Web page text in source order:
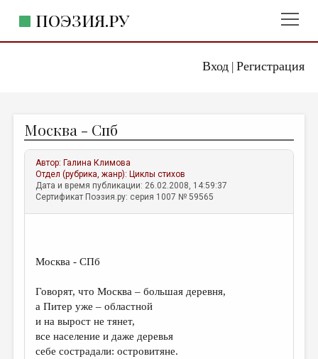
Вход| Регистрация
ПОЭЗИЯ.РУ
ЖАНРЫ
АВТОРЫ
КОММЕНТАРИИ
ЛИТСАЛОН
ПРАВИЛА САЙТА
ОТДЕЛЫ И РУБРИКИ
ИЗБРАННОЕ
ДАЙДЖЕСТ
Москва - Спб
Автор: Галина Климова
Отдел (рубрика, жанр): Циклы стихов
Дата и время публикации: 26.02.2008, 14:59:37
Сертификат Поэзия.ру: серия 1007 № 59565
Москва - СПб
Говорят, что Москва – большая деревня,
а Питер уже – областной
и на вырост не тянет,
все население и даже деревья
себе сострадали: островитяне.